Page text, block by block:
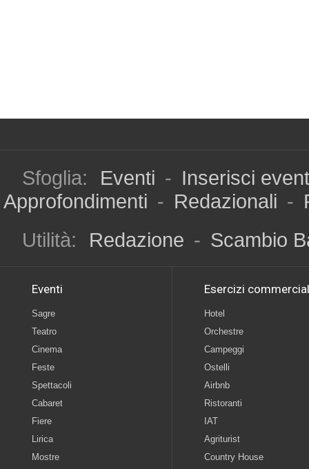
Sfoglia: Eventi - Inserisci
Approfondimenti - Redazionali -
Utilità:
Redazione - Scambio
Eventi
Sagre
Teatro
Cinema
Feste
Spettacoli
Cabaret
Fiere
Lirica
Mostre
Esercizi
Hotel
Orchestre
Campeggi
Ostelli
Airbnb
Ristoranti
IAT
Agriturist
Country House